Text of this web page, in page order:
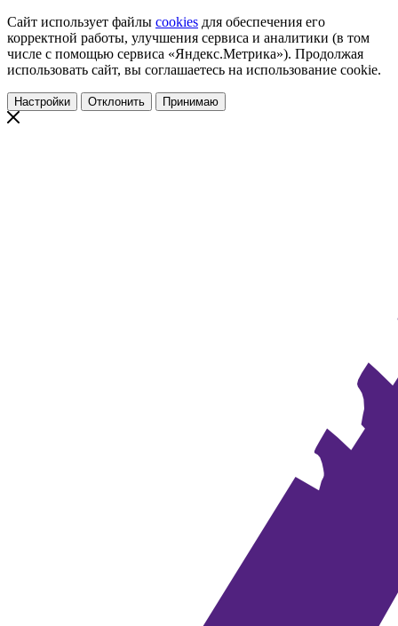
Сайт использует файлы cookies для обеспечения его
корректной работы, улучшения сервиса и аналитики (в том
числе с помощью сервиса «Яндекс.Метрика»). Продолжая
использовать сайт, вы соглашаетесь на использование cookie.
Настройки Отклонить Принимаю